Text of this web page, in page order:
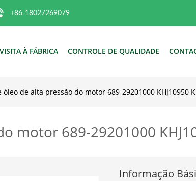
+86-18027269079
VISITA À FÁBRICA CONTROLE DE QUALIDADE
óleo de alta pressão do motor 689-29201000 KHJ10950
motor 689-29201000
Informação